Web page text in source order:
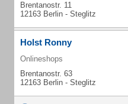
Brentanostr. 11
12163 Berlin - Steglitz
Holst Ronny
Onlineshops
Brentanostr. 63
12163 Berlin - Steglitz